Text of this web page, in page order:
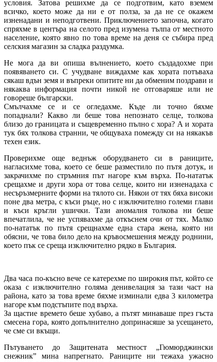
условия. Затова решихме да се подготвим, като вземем
всичко, което може да ни е от полза, за да не се окажем
изненадани и неподготвени. Приключението започна, когато
спряхме в центъра на селото пред изумена тълпа от местното
население, която явно по това време на деня се събира пред
селския магазин за сладка раздумка.
Не мога да ви опиша вълнението, което създадохме при
появяването си. С учудване виждахме как хората потъваха
сякаш вдън земя и въпреки опитите ни да обменим поздрави и
някаква информация почти никой не отговаряше или не
говореше български.
Смълчахме се и се огледахме. Къде ли точно бяхме
попаднали? Какво ли беше това непознато селце, толкова
близо до границата и същевременно пълно с хора? А и хората
тук бях толкова странни, че общуваха помежду си на някакъв
техен език.
Проверихме още веднъж оборудването си в раниците,
нагласихме това, което се беше разместило по пътя дотук, и
закрачихме по стръмния път нагоре към върха. По-нататък
срещахме и други хора от това селце, които ни изненадаха с
несъръзмерните форми на тялото си. Някои от тях бяха високи
поне два метра, с къси ръце, но с изключително големи глави
и къси кръгли ушички. Тази аномалия толкова ни беше
впечатлила, че не успявахме да откъснем очи от тях. Малко
по-нататък по пътя срещнахме една стара жена, която ни
обясни, че това било дело на кръвосмешения между роднини,
което пък се среща изключително рядко в България.
Два часа по-късно вече се катерехме по широкия път, който се
оказа с изключително голяма денивелация за тази част на
района, като за това време бяхме изминали едва 3 километра
нагоре към подстъпите под върха.
За щастие времето беше хубаво, а пътят минаваше през гъста
смесена гора, която допълнително допринасяше за усещането,
че сме си вкъщи.
Пътуването до Защитената местност „Гюмюрджински
снежник” мина напрегнато. Раниците ни тежаха ужасно